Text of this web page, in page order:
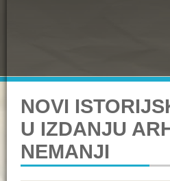
NOVI
U IZDANJU
NEMANJI